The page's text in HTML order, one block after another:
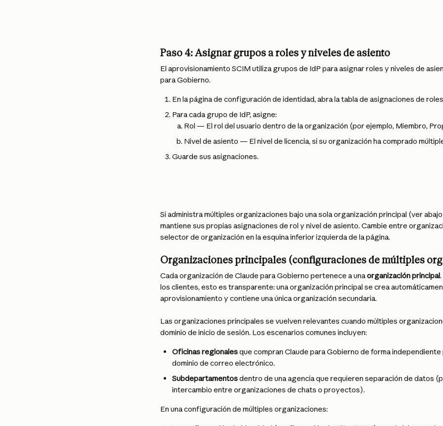
Paso 4: Asignar grupos a roles y niveles de asiento
El aprovisionamiento SCIM utiliza grupos de IdP para asignar roles y niveles de
para Gobierno.
En la página de configuración de identidad, abra la tabla de asignaciones de
Para cada grupo de IdP, asigne:
Rol — El rol del usuario dentro de la organización (por ejemplo, Miembro,
Nivel de asiento — El nivel de licencia, si su organización ha comprado
Guarde sus asignaciones.
Si administra múltiples organizaciones bajo una sola organización principal (ver
mantiene sus propias asignaciones de rol y nivel de asiento. Cambie entre
selector de organización en la esquina inferior izquierda de la página.
Organizaciones principales (configuraciones de múltiples
Cada organización de Claude para Gobierno pertenece a una organización principal
los clientes, esto es transparente: una organización principal se crea
aprovisionamiento y contiene una única organización secundaria.
Las organizaciones principales se vuelven relevantes cuando múltiples
dominio de inicio de sesión. Los escenarios comunes incluyen:
Oficinas regionales que compran Claude para Gobierno de forma
dominio de correo electrónico.
Subdepartamentos dentro de una agencia que requieren separación de datos
intercambio entre organizaciones de chats o proyectos).
En una configuración de múltiples organizaciones: